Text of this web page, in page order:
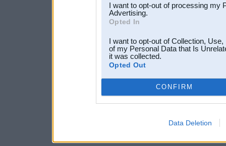
I want to opt-out of processing my
Advertising.
Opted In
I want to opt-out of Collection,
of my Personal Data that Is
it was collected.
Opted Out
CONFIRM
Data Deletion